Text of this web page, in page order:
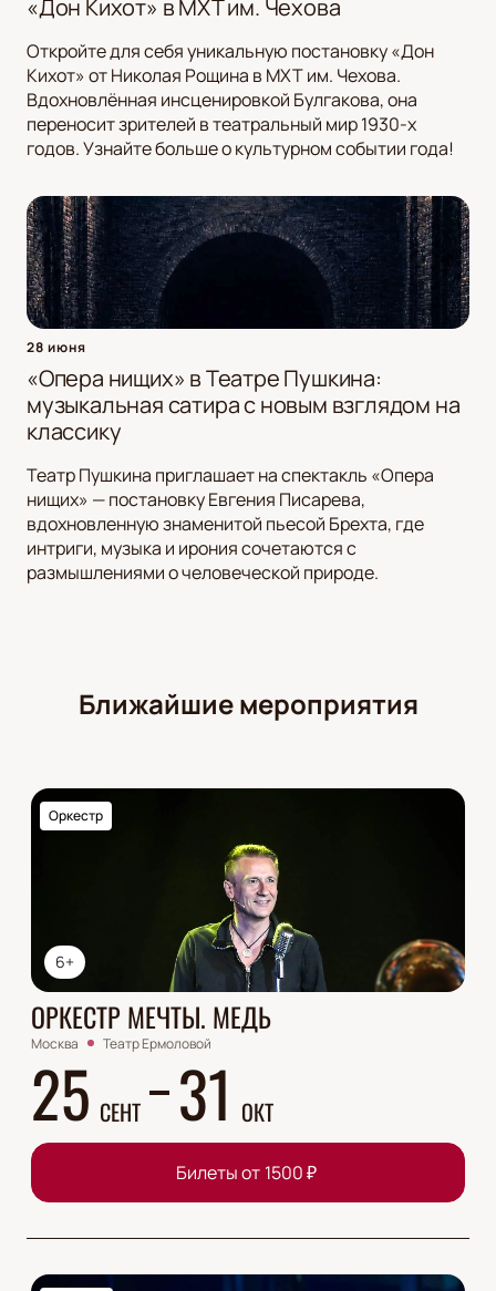
«Дон Кихот» в МХТ им. Чехова
Откройте для себя уникальную постановку «Дон
Кихот» от Николая Рощина в МХТ им. Чехова.
Вдохновлённая инсценировкой Булгакова, она
переносит зрителей в театральный мир 1930-х
годов. Узнайте больше о культурном событии года!
28 июня
«Опера нищих» в Театре Пушкина:
музыкальная сатира с новым взглядом на
классику
Театр Пушкина приглашает на спектакль «Опера
нищих» — постановку Евгения Писарева,
вдохновленную знаменитой пьесой Брехта, где
интриги, музыка и ирония сочетаются с
размышлениями о человеческой природе.
Ближайшие мероприятия
6+
Оркестр
ОРКЕСТР МЕЧТЫ. МЕДЬ
Москва Театр Ермоловой
25 СЕНТ 31 ОКТ
Билеты от 1500₽